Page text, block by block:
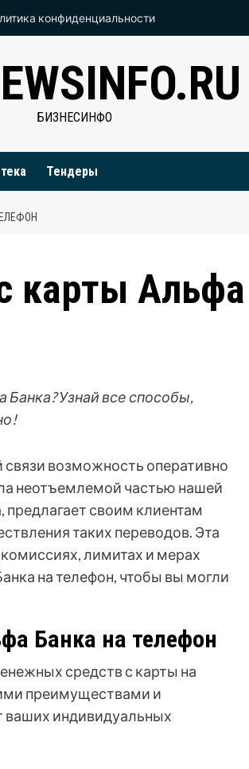
конфиденциальности
БИЗНЕСИНФО
Тендеры
карты Альфа
Узнай все способы,
возможность оперативно
неотъемлемой частью нашей
своим клиентам
таких переводов. Эта
лимитах и мерах
на телефон, чтобы вы могли
Банка на телефон
средств с карты на
преимуществами и
ваших индивидуальных